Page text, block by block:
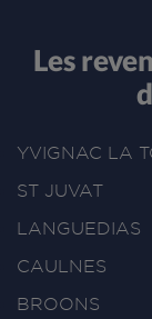
Les
YVIGNAC LA
ST JUVAT
LANGUEDIAS
CAULNES
BROONS